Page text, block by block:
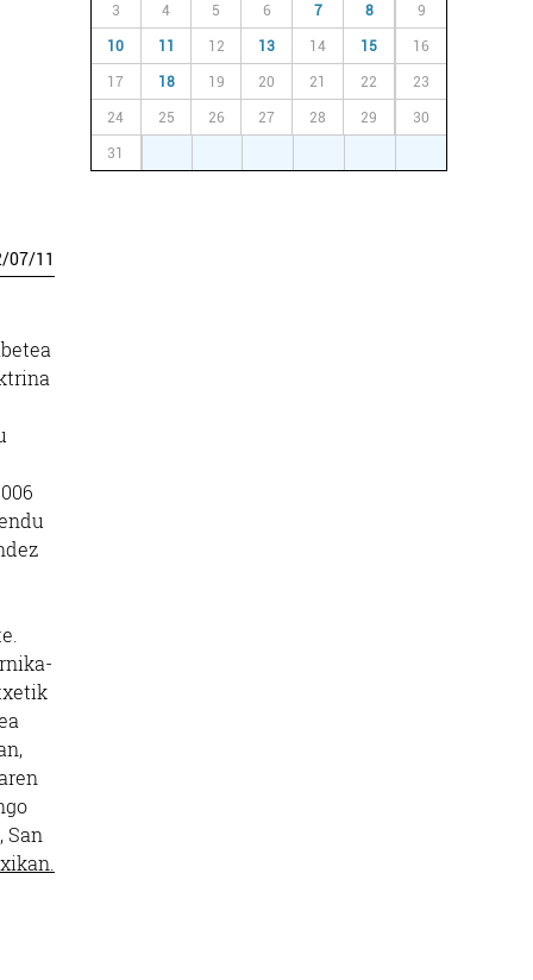
/07/11
San
3 4 5 6 7 8 9
10 11 12 13 14 15 16
17 18 19 20 21 22 23
24 25 26 27 28 29 30
31